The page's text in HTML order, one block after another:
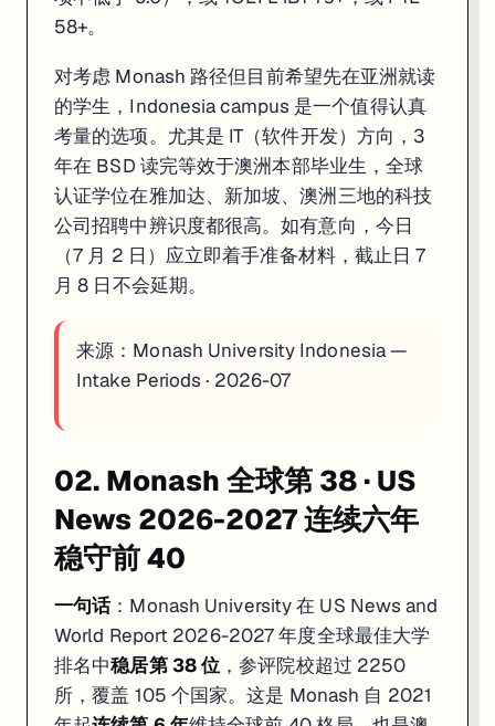
58+。
对考虑 Monash 路径但目前希望先在亚洲就读
的学生，Indonesia campus 是一个值得认真
考量的选项。尤其是 IT（软件开发）方向，3
年在 BSD 读完等效于澳洲本部毕业生，全球
认证学位在雅加达、新加坡、澳洲三地的科技
公司招聘中辨识度都很高。如有意向，今日
（7 月 2 日）应立即着手准备材料，截止日 7
月 8 日不会延期。
来源： Monash University Indonesia —
Intake Periods · 2026-07
02. Monash 全球第 38 · US
News 2026-2027 连续六年
稳守前 40
一句话：Monash University 在 US News and
World Report 2026-2027 年度全球最佳大学
排名中稳居第 38 位 ，参评院校超过 2250
所，覆盖 105 个国家。这是 Monash 自 2021